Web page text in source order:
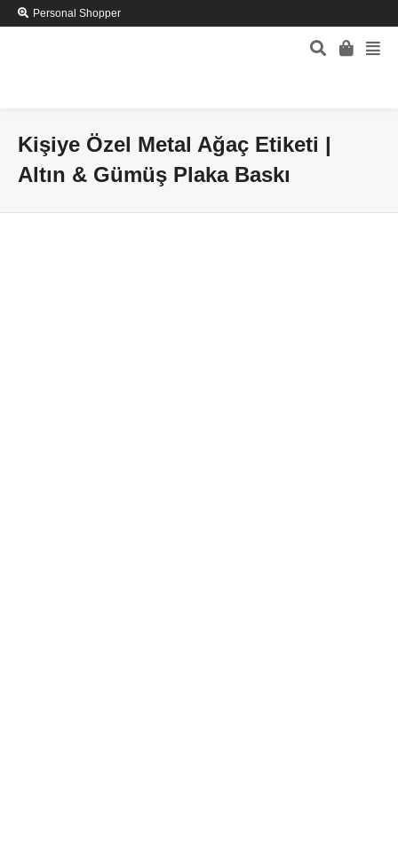
Personal Shopper
Kişiye Özel Metal Ağaç Etiketi |
Altın & Gümüş Plaka Baskı